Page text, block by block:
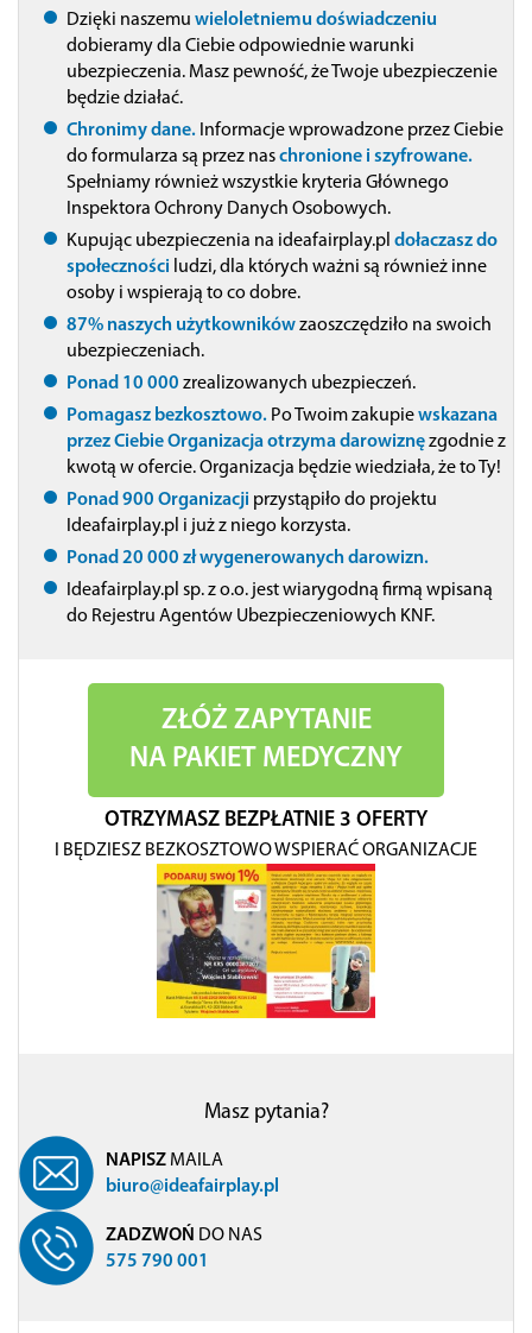
Dzięki naszemu wieloletniemu doświadczeniu
dobieramy dla Ciebie odpowiednie warunki
ubezpieczenia. Masz pewność, że Twoje ubezpieczenie
będzie działać.
Chronimy dane. Informacje wprowadzone przez Ciebie
do formularza są przez naschronione i szyfrowane.
Spełniamy również wszystkie kryteria Głównego
Inspektora Ochrony Danych Osobowych.
Kupując ubezpieczenia na ideafairplay.pl dołaczasz do
społeczności ludzi, dla których ważni są również inne
osoby i wspierają to co dobre.
87% naszych użytkownikówzaoszczędziło na swoich
ubezpieczeniach.
Ponad 10 000 zrealizowanych ubezpieczeń.
Pomagasz bezkosztowo. Po Twoim zakupiewskazana
przez Ciebie Organizacja otrzyma darowiznęzgodnie z
kwotą w ofercie. Organizacja będzie wiedziała, że to Ty!
Ponad 900 Organizacji przystąpiło do projektu
Ideafairplay.pl i już z niego korzysta.
Ponad 20 000 zł wygenerowanych darowizn.
Ideafairplay.pl sp. z o.o. jest wiarygodną firmą wpisaną
do Rejestru Agentów Ubezpieczeniowych KNF.
ZŁÓŻ ZAPYTANIE
NA PAKIET MEDYCZNY
OTRZYMASZ BEZPŁATNIE 3 OFERTY
I BĘDZIESZ BEZKOSZTOWO WSPIERAĆ ORGANIZACJE
Masz pytania?
NAPISZ MAILA
biuro@ideafairplay.pl
ZADZWOŃ DO NAS
575 790 001